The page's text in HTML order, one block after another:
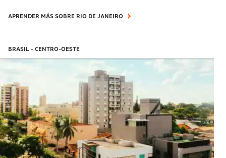
APRENDER MÁS SOBRE RIO DE JANEIRO
BRASIL - CENTRO-OESTE